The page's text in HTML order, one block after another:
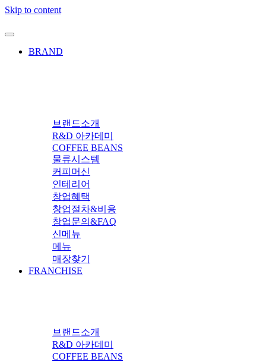
Skip to content
BRAND
브랜드소개
R&D 아카데미
COFFEE BEANS
물류시스템
커피머신
인테리어
창업혜택
창업절차&비용
창업문의&FAQ
신메뉴
메뉴
매장찾기
FRANCHISE
브랜드소개
R&D 아카데미
COFFEE BEANS